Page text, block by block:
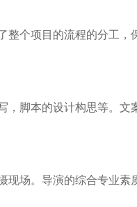
个项目的流程的分工，
脚本的设计构思等。文
场。导演的综合专业素